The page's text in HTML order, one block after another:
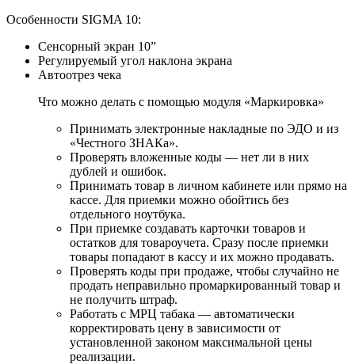
Особенности SIGMA 10:
Сенсорный экран 10”
Регулируемый угол наклона экрана
Автоотрез чека
Что можно делать с помощью модуля «Маркировка»
Принимать электронные накладные по ЭДО и из
«Честного ЗНАКа».
Проверять вложенные коды — нет ли в них
дублей и ошибок.
Принимать товар в личном кабинете или прямо на
кассе. Для приемки можно обойтись без
отдельного ноутбука.
При приемке создавать карточки товаров и
остатков для товароучета. Сразу после приемки
товары попадают в кассу и их можно продавать.
Проверять коды при продаже, чтобы случайно не
продать неправильно промаркированный товар и
не получить штраф.
Работать с МРЦ табака — автоматически
корректировать цену в зависимости от
установленной законом максимальной цены
реализации.